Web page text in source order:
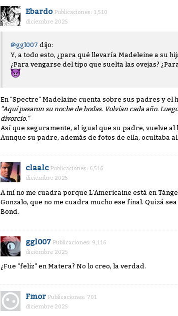
Ebardo Publicaciones: 1,510
diciembre 2025
@ggl007 dijo:
Y, a todo esto, ¿para qué llevaría Madeleine a su
¿Para vengarse del tipo que suelta las ovejas?
En "Spectre" Madelaine cuenta sobre sus padres y el
"Aquí pasaron su noche de bodas. Volvían cada año.
divorcio."
Así que seguramente, al igual que su padre, vuelve
Aunque su padre, además de fotos de ella, ocultaba
claalc Publicaciones: 6,516
diciembre 2025
A mí no me cuadra porque L'Americaine está en
Gonzalo, que no me cuadra mucho ese final. Quizá
Bond.
ggl007 Publicaciones: 9,116
diciembre 2025
¿Fue "feliz" en Matera? No lo creo, la verdad.
Fmor Publicaciones: 701
diciembre 2025